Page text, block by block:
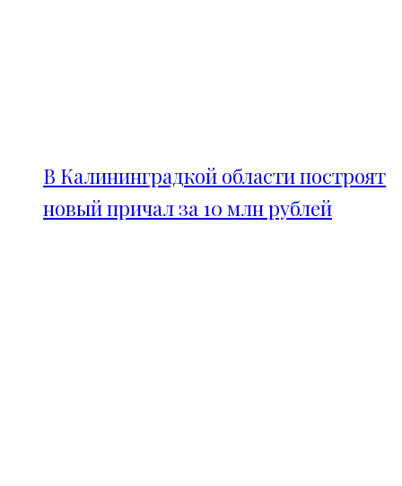
В Калининградкой области построят
новый причал за 10 млн рублей